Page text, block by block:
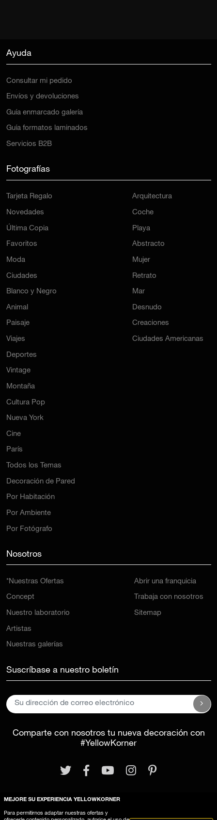
Ayuda
Consultar mi pedido
Envíos y devoluciones
Guía enmarcado galería
Guía formatos laminados
Servicios B2B
Fotografías
Tarjeta Regalo
Novedades
Última Copia
Favoritos
Moda
Ciudades
Blanco y Negro
Animal
Paisaje
Viajes
Deportes
Arquitectura
Coche
Playa
Abstracto
Mujer
Retrato
Mar
Desnudo
Creaciones
Ciudades Americanas
Vintage
Montaña
Cultura Pop
Nueva York
Cine
París
Todos los Temas
Decoración de Pared
Por Habitación
Por Ambiente
Por Fotógrafo
Nosotros
*Nuestras Ofertas
Concept
Nuestro laboratorio
Artistas
Nuestras galerías
Abrir una franquicia
Trabaja con nosotros
Sitemap
Suscríbase a nuestro boletín
Comparte con nosotros tu nueva decoración con
#YellowKorner
Aviso legalTérminos y Condiciones Generales
MEJORE SU EXPERIENCIA YELLOWKORNER
Para permitirnos adaptar nuestras ofertas y